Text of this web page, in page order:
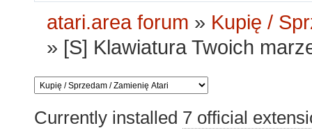
atari.area forum » Kupię /
» [S] Klawiatura Twoich
Currently installed 7 official